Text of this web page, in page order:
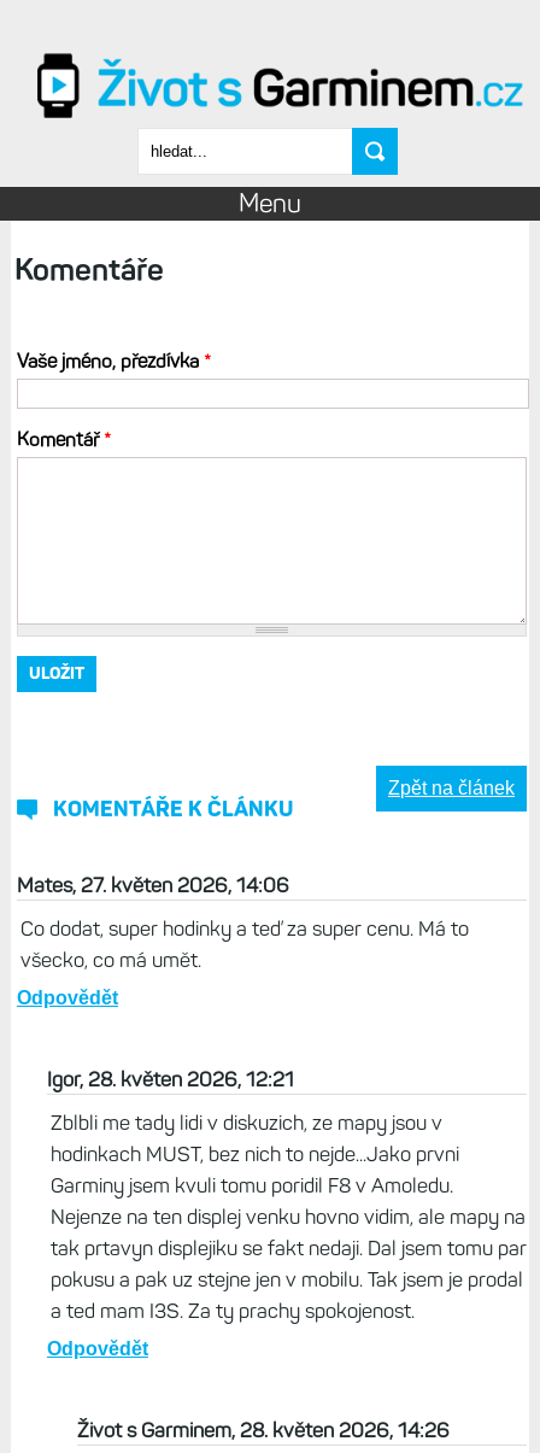
Vyhledávání
Menu
Komentáře
Vaše jméno, přezdívka *
Komentář*
KOMENTÁŘE K ČLÁNKU
Zpět na článek
Mates, 27. květen 2026, 14:06
Co dodat, super hodinky a teď za super cenu. Má to
všecko, co má umět.
Odpovědět
Igor, 28. květen 2026, 12:21
Zblbli me tady lidi v diskuzich, ze mapy jsou v
hodinkach MUST, bez nich to nejde...Jako prvni
Garminy jsem kvuli tomu poridil F8 v Amoledu.
Nejenze na ten displej venku hovno vidim, ale mapy na
tak prtavyn displejiku se fakt nedaji. Dal jsem tomu par
pokusu a pak uz stejne jen v mobilu. Tak jsem je prodal
a ted mam I3S. Za ty prachy spokojenost.
Odpovědět
Život s Garminem, 28. květen 2026, 14:26